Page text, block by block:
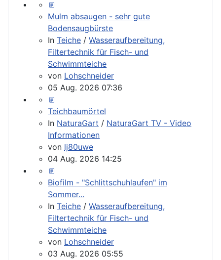
Mulm absaugen - sehr gute
Bodensaugbürste
In Teiche / Wasseraufbereitung,
Filtertechnik für Fisch- und
Schwimmteiche
von Lohschneider
05 Aug. 2026 07:36
Teichbaumörtel
In NaturaGart / NaturaGart TV - Video
Informationen
von lj80uwe
04 Aug. 2026 14:25
Biofilm - "Schlittschuhlaufen" im
Sommer...
In Teiche / Wasseraufbereitung,
Filtertechnik für Fisch- und
Schwimmteiche
von Lohschneider
03 Aug. 2026 05:55